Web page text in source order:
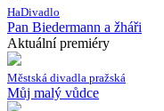
HaDivadlo
Pan Biedermann a žháři
Aktuální premiéry
Městská divadla pražská
Můj malý vůdce